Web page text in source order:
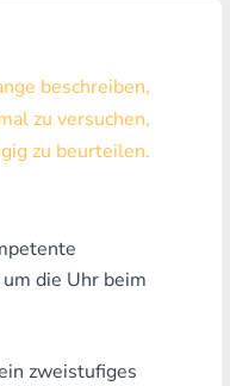
USD
EUR
MDL
AMD
KGS
beschreiben,
zu versuchen,
zu beurteilen.
die Uhr beim
zweistufiges